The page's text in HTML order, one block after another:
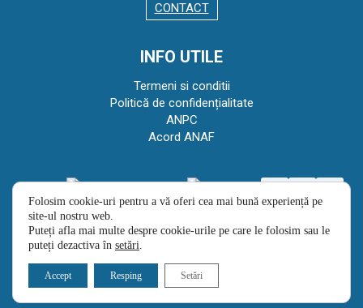
CONTACT
INFO UTILE
Termeni si conditii
Politică de confidențialitate
ANPC
Acord ANAF
Copyright © 2023 - Avans Salariu
Web Design | AdSymphony
Folosim cookie-uri pentru a vă oferi cea mai bună experiență pe
site-ul nostru web.
Puteți afla mai multe despre cookie-urile pe care le folosim sau le
puteți dezactiva în setări.
Accept Resping Setări